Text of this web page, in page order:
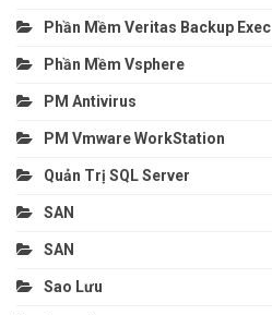
Phần Mềm Veritas Backup Exec
Phần Mềm Vsphere
PM Antivirus
PM Vmware WorkStation
Quản Trị SQL Server
SAN
SAN
Sao Lưu